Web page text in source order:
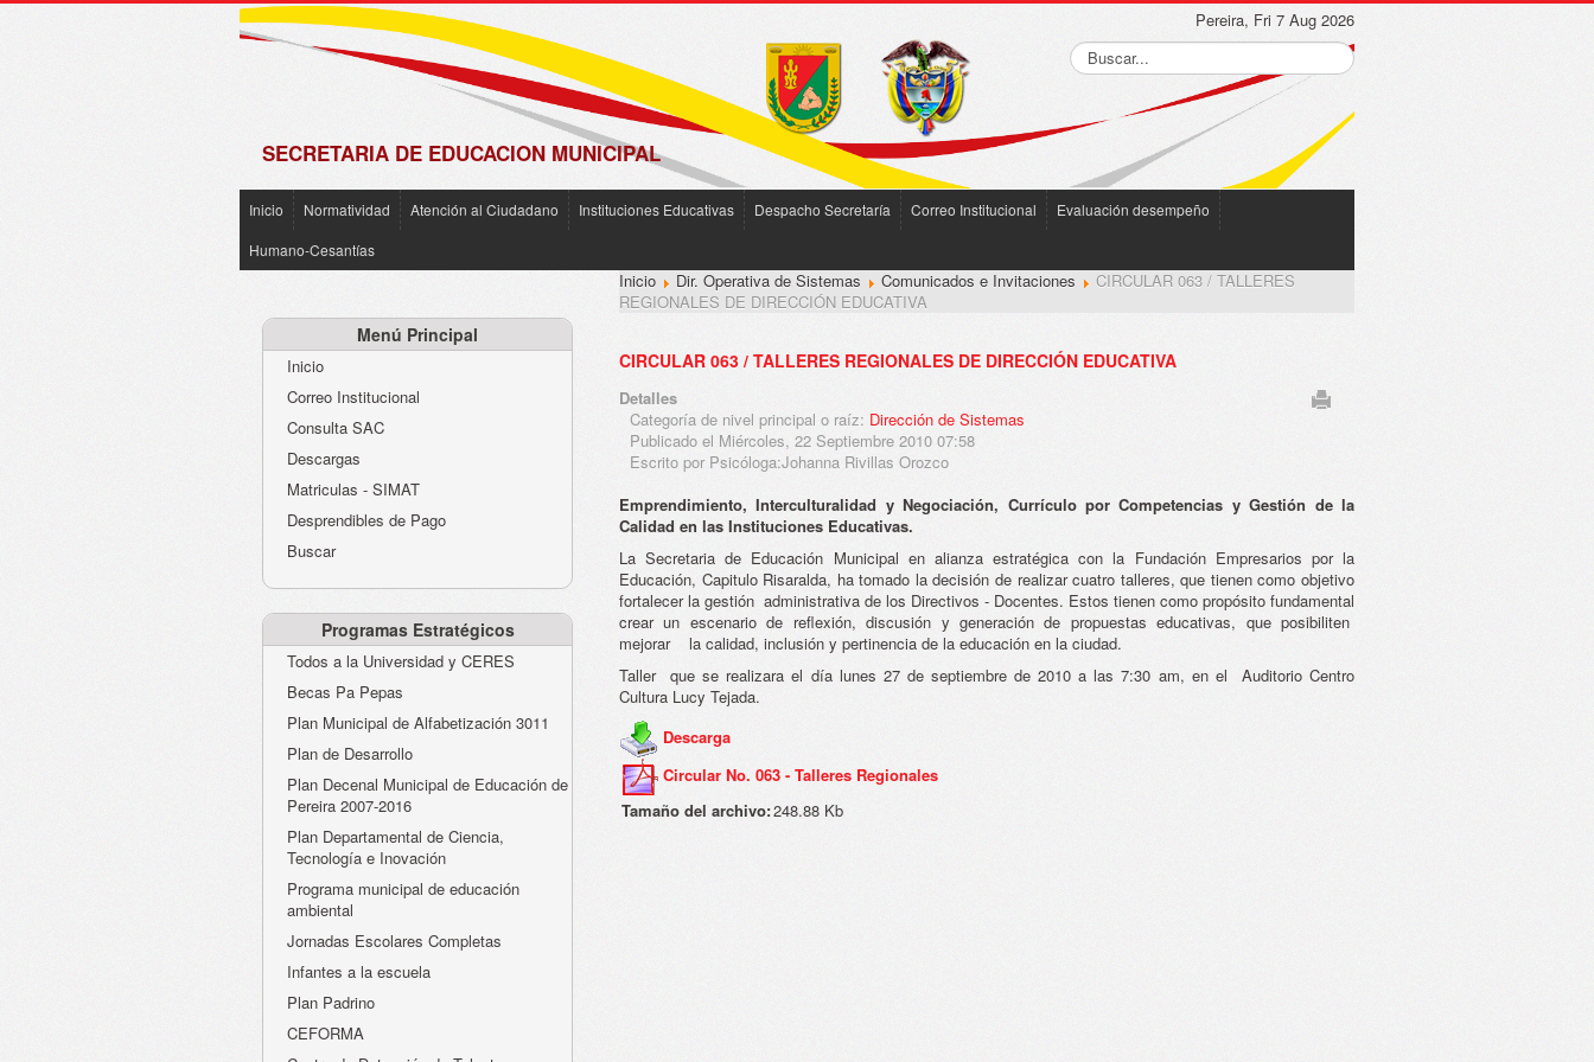
SECRETARIA DE EDUCACION MUNICIPAL
Pereira, Fri 7 Aug 2026
Inicio Normatividad Atención al Ciudadano Instituciones Educativas Despacho Secretaría Correo Institucional
Evaluación desempeño
Humano-Cesantías
Menú Principal
Inicio
Correo Institucional
Consulta SAC
Descargas
Matriculas - SIMAT
Desprendibles de Pago
Buscar
Programas Estratégicos
Todos a la Universidad y CERES
Becas Pa Pepas
Plan Municipal de Alfabetización 3011
Plan de Desarrollo
Plan Decenal Municipal de Educación de
Pereira 2007-2016
Plan Departamental de Ciencia,
Tecnología e Inovación
Programa municipal de educación
ambiental
Jornadas Escolares Completas
Infantes a la escuela
Plan Padrino
CEFORMA
de
Inicio Dir. Operativa de Sistemas Comunicados e Invitaciones
CIRCULAR 063 / TALLERES
REGIONALES DE DIRECCIÓN EDUCATIVA
CIRCULAR 063 / TALLERES REGIONALES DE DIRECCIÓN EDUCATIVA
Detalles
Categoría de nivel principal o raíz: Dirección de Sistemas
Publicado el Miércoles, 22 Septiembre 2010 07:58
Escrito por Psicóloga:Johanna Rivillas Orozco
Emprendimiento, Interculturalidad y Negociación, Currículo por Competencias y Gestión de la
Calidad en las Instituciones Educativas.
La Secretaria de Educación Municipal en alianza estratégica con la Fundación Empresarios por la
Educación, Capitulo Risaralda, ha tomado la decisión de realizar cuatro talleres, que tienen como objetivo
fortalecer la gestión administrativa de los Directivos - Docentes. Estos tienen como propósito fundamental
crear un escenario de reflexión, discusión y generación de propuestas educativas, que posibiliten
mejorar la calidad, inclusión y pertinencia de la educación en la ciudad.
Taller que se realizara el día lunes 27 de septiembre de 2010 a las 7:30 am, en el Auditorio Centro
Cultura Lucy Tejada.
Descarga
Circular No. 063 - Talleres Regionales
Tamaño del archivo:248.88 Kb